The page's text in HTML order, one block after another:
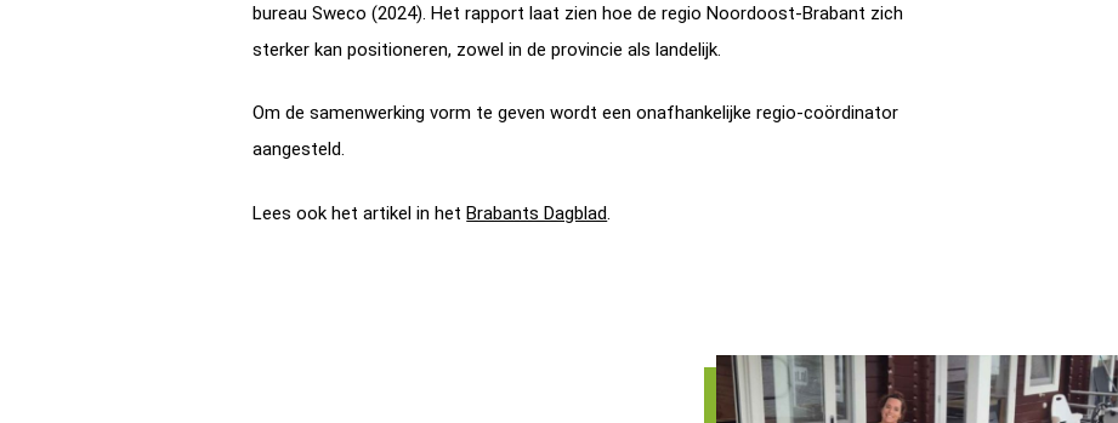
bureau Sweco (2024). Het rapport laat zien hoe de regio Noordoost-Brabant zich
sterker kan positioneren, zowel in de provincie als landelijk.
Om de samenwerking vorm te geven wordt een onafhankelijke regio-coördinator
aangesteld.
Lees ook het artikel in hetBrabants Dagblad.